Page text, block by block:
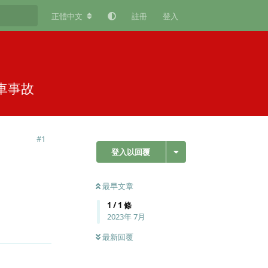
正體中文 註冊 登入
事故
登入以回覆
最早文章
1 /1 條
2023年 7月
最新回覆
#1